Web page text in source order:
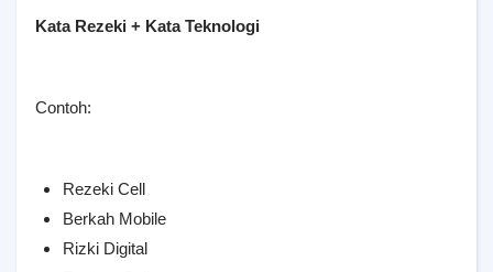
Kata Rezeki + Kata Teknologi
Contoh:
Rezeki Cell
Berkah Mobile
Rizki Digital